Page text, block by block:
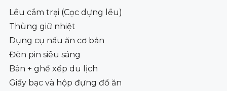
Lều cắm trại (Cọc dựng lều)
Thùng giữ nhiệt
Dụng cụ nấu ăn cơ bản
Đèn pin siêu sáng
Bàn + ghế xếp du lịch
Giấy bạc và hộp đựng đồ ăn